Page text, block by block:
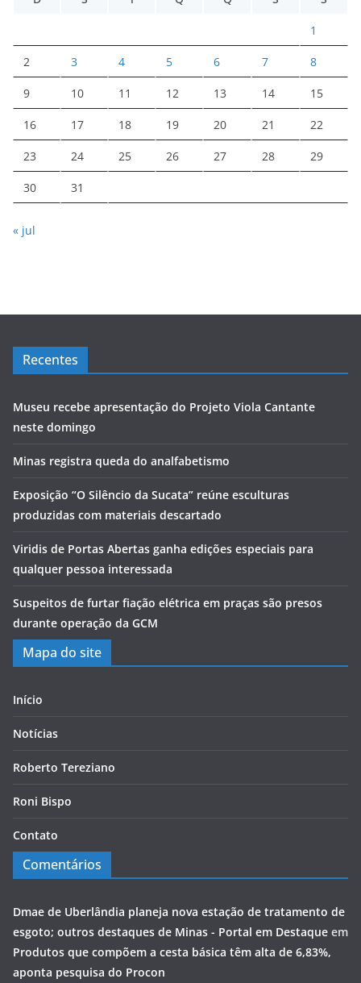
1
2 3 4 5 6 7 8
9 10 11 12 13 14 15
16 17 18 19 20 21 22
23 24 25 26 27 28 29
30 31
« jul
Recentes
Museu recebe apresentação do Projeto Viola Cantante
neste domingo
Minas registra queda do analfabetismo
Exposição “O Silêncio da Sucata” reúne esculturas
produzidas com materiais descartado
Viridis de Portas Abertas ganha edições especiais para
qualquer pessoa interessada
Suspeitos de furtar fiação elétrica em praças são presos
durante operação da GCM
Mapa do site
Início
Notícias
Roberto Tereziano
Roni Bispo
Contato
Comentários
Dmae de Uberlândia planeja nova estação de tratamento de
esgoto; outros destaques de Minas - Portal em Destaque em
Produtos que compõem a cesta básica têm alta de 6,83%,
aponta pesquisa do Procon